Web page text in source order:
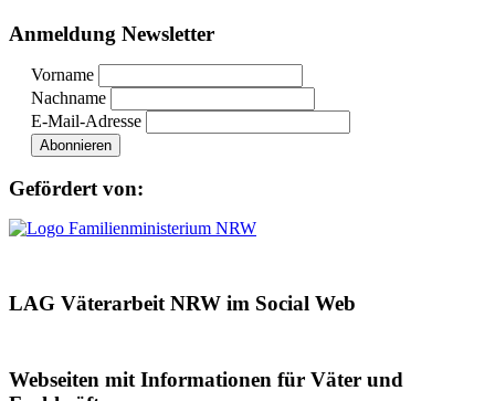
Anmeldung Newsletter
Vorname
Nachname
E-Mail-Adresse
Gefördert von:
LAG Väterarbeit NRW im Social Web
Webseiten mit Informationen für Väter und